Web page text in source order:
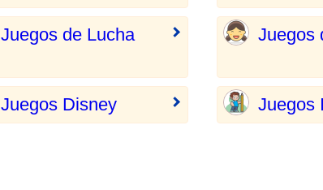
Juegos de Lucha Juegos
Juegos Disney Juegos